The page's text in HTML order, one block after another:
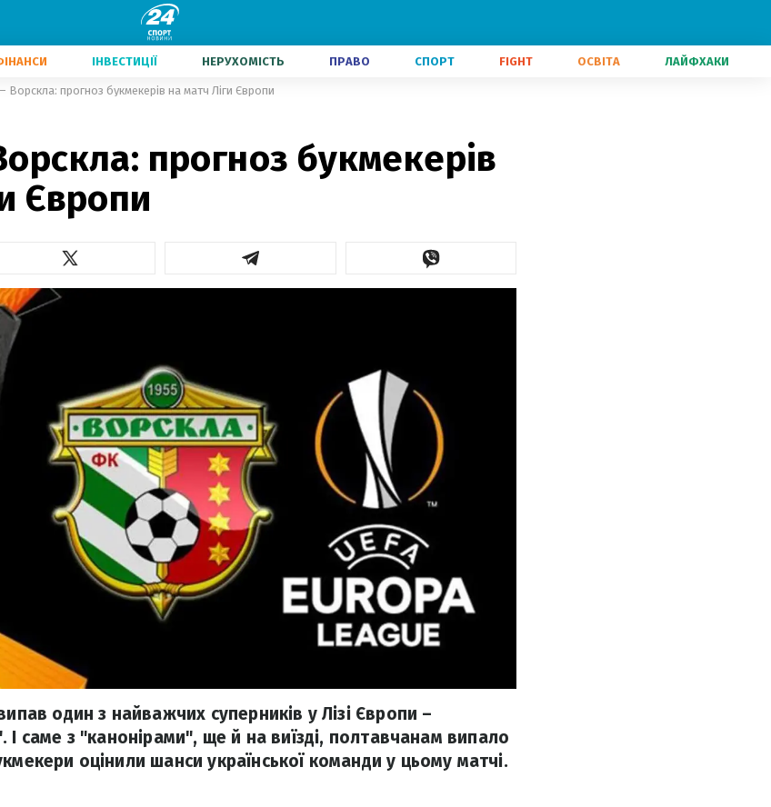
ІНВЕСТИЦІЇ НЕРУХОМІСТЬ ПРАВО СПОРТ FIGHT ОСВІТА ЛАЙФХАКИ
Ворскла: прогноз букмекерів на матч Ліги Європи
прогноз букмекерів
Європи
один з найважчих суперників у Лізі Європи –
саме з "канонірами", ще й на виїзді, полтавчанам випало
оцінили шанси української команди у цьому матчі.